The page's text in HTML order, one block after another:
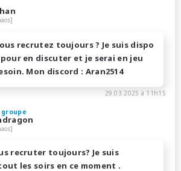
recrutez toujours ? Je suis dispo
en discuter et je serai en jeu
Mon discord : Aran2514
29.03.2025 à 11h15
groupe
recruter toujours? Je suis
les soirs en ce moment .